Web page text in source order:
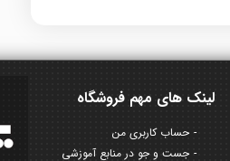
لینک های مهم فروشگاه
حساب کاربری من
جست و جو در منابع آموزشی